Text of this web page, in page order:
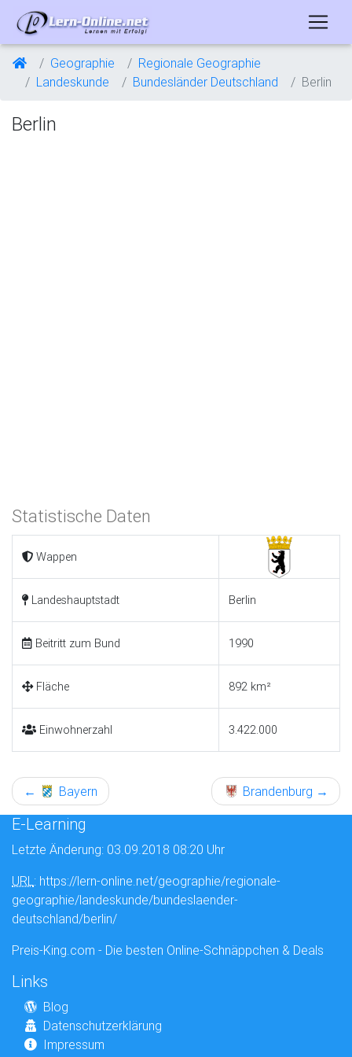
Geographie
Regionale Geographie
Landeskunde
Bundesländer Deutschland Berlin
Berlin
Statistische Daten
Wappen
Landeshauptstadt Berlin
Beitritt zum Bund 1990
Fläche 892 km²
Einwohnerzahl 3.422.000
← Bayern Brandenburg →
E-Learning
Letzte Änderung: 03.09.2018 08:20 Uhr
URL: https://lern-online.net/geographie/regionale-
geographie/landeskunde/bundeslaender-
deutschland/berlin/
Preis-King.com - Die besten Online-Schnäppchen & Deals
Links
Blog
Datenschutzerklärung
Impressum